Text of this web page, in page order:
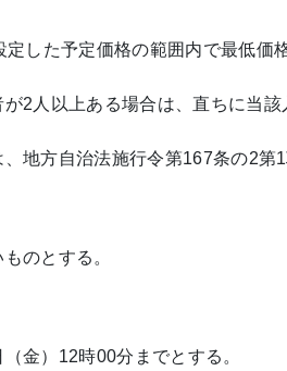
定した予定価格の範囲内で最低価
2人以上ある場合は、直ちに当
地方自治法施行令第167条の2
のとする。
金）12時00分までとする。